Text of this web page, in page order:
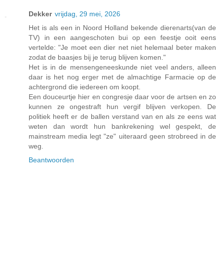
Dekker vrijdag, 29 mei, 2026
Het is als een in Noord Holland bekende dierenarts(van de
TV) in een aangeschoten bui op een feestje ooit eens
vertelde: "Je moet een dier net niet helemaal beter maken
zodat de baasjes bij je terug blijven komen."
Het is in de mensengeneeskunde niet veel anders, alleen
daar is het nog erger met de almachtige Farmacie op de
achtergrond die iedereen om koopt.
Een douceurtje hier en congresje daar voor de artsen en zo
kunnen ze ongestraft hun vergif blijven verkopen. De
politiek heeft er de ballen verstand van en als ze eens wat
weten dan wordt hun bankrekening wel gespekt, de
mainstream media legt "ze" uiteraard geen strobreed in de
weg.
Beantwoorden